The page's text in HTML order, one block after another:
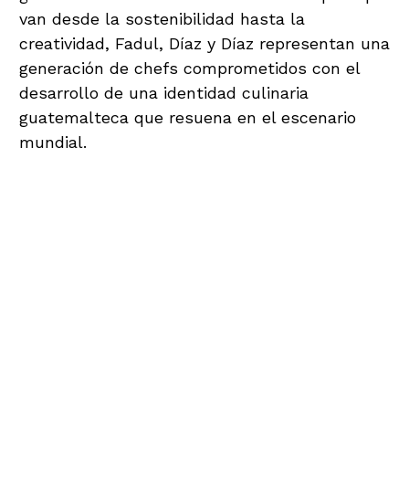
van desde la sostenibilidad hasta la
creatividad, Fadul, Díaz y Díaz representan una
generación de chefs comprometidos con el
desarrollo de una identidad culinaria
guatemalteca que resuena en el escenario
mundial.